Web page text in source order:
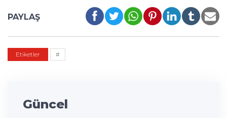
PAYLAŞ
Etiketler #
Güncel